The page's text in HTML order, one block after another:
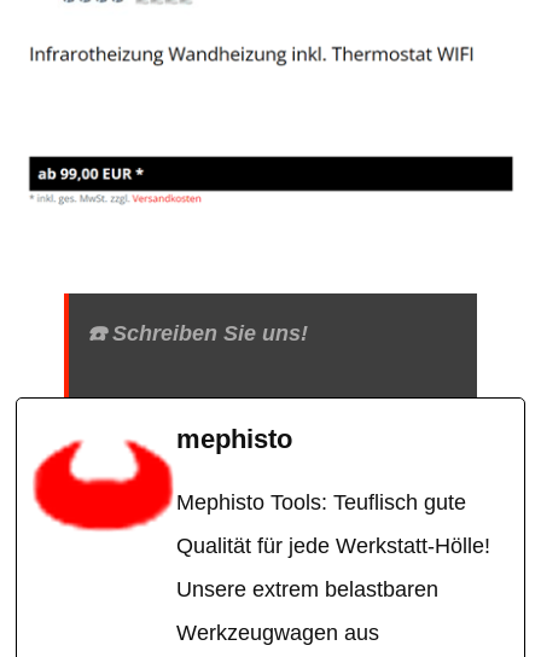
☎️ Schreiben Sie uns!
mephisto
Mephisto Tools: Teuflisch gute
Qualität für jede Werkstatt-Hölle!
Unsere extrem belastbaren
Werkzeugwagen aus